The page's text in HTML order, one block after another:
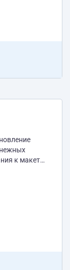
к макету:
для